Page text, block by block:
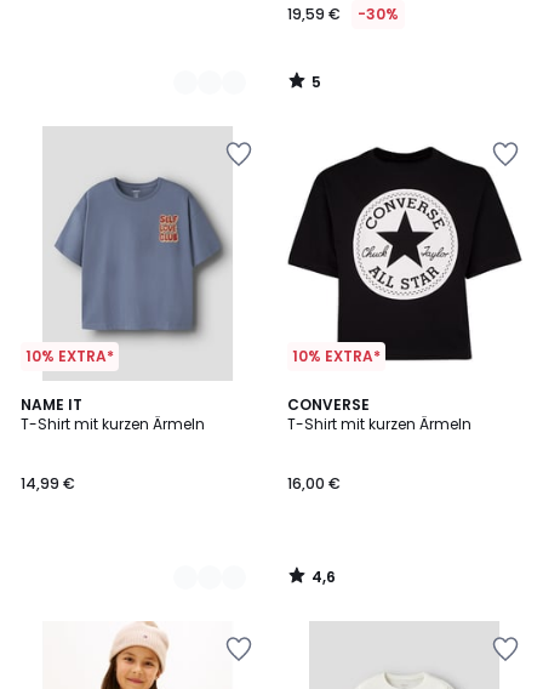
19,59 € -30%
5
/
10% EXTRA*
NAME IT
T-Shirt mit kurzen Ärmeln
14,99 €
2
Farben
10% EXTRA*
CONVERSE
T-Shirt mit kurzen Ärmeln
16,00 €
4,6
/ 5
4,6
/